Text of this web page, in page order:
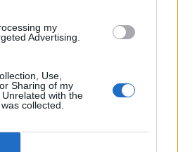
my
Advertising.
Use,
Sharing of my
with the
collected.
ublížení na zdraví v souběhu
hrozí dva roky...